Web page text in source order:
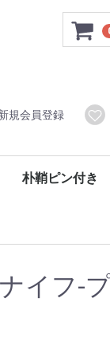
規会員登録
朴鞘ピン付き
イフ-